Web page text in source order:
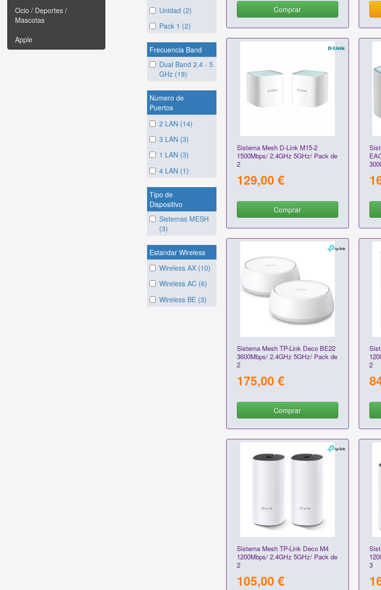
Ocio / Deportes /
Mascotas
Apple
Unidad (2)
Pack 1 (2)
Frecuencia Band
Dual Band 2.4 - 5
GHz (19)
Numero de
Puertos
2 LAN (14)
3 LAN (3)
1 LAN (3)
4 LAN (1)
Tipo de
Dispositivo
Sistemas MESH
(3)
Estandar Wireless
Wireless AX (10)
Wireless AC (6)
Wireless BE (3)
Comprar
Sistema Mesh D-Link M15-2
1500Mbps/ 2.4GHz 5GHz/ Pack de
2
129,00 €
Comprar
Sistema Mesh TP-Link Deco BE22
3600Mbps/ 2.4GHz 5GHz/ Pack de
2
175,00 €
Comprar
2
Sistema Mesh TP-Link Deco M4
1200Mbps/ 2.4GHz 5GHz/ Pack de
2
105,00 €
3